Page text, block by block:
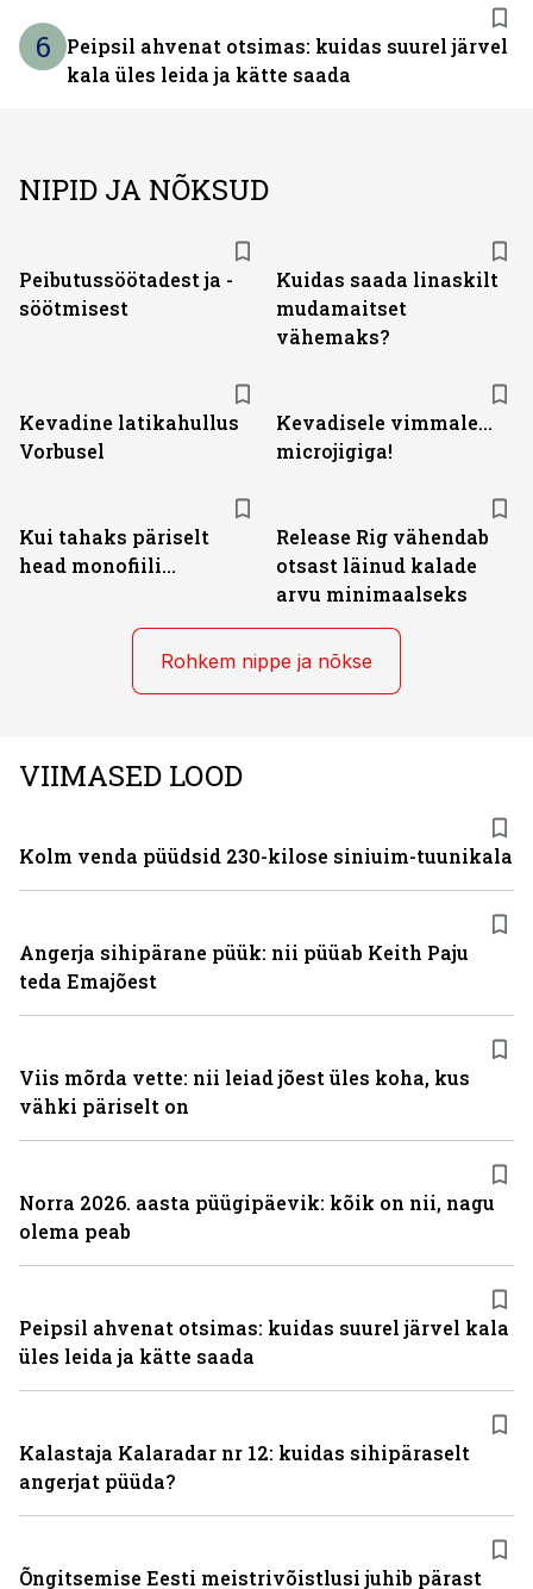
6
Peipsil ahvenat otsimas: kuidas suurel järvel
kala üles leida ja kätte saada
NIPID JA NÕKSUD
Peibutussöötadest ja -
söötmisest
Kuidas saada linaskilt
mudamaitset
vähemaks?
Kevadine latikahullus
Vorbusel
Kevadisele vimmale...
microjigiga!
Kui tahaks päriselt
head monofiili...
Release Rig vähendab
otsast läinud kalade
arvu minimaalseks
Rohkem nippe ja nõkse
VIIMASED LOOD
Kolm venda püüdsid 230-kilose siniuim-tuunikala
Angerja sihipärane püük: nii püüab Keith Paju
teda Emajõest
Viis mõrda vette: nii leiad jõest üles koha, kus
vähki päriselt on
Norra 2026. aasta püügipäevik: kõik on nii, nagu
olema peab
Peipsil ahvenat otsimas: kuidas suurel järvel kala
üles leida ja kätte saada
Kalastaja Kalaradar nr 12: kuidas sihipäraselt
angerjat püüda?
Õngitsemise Eesti meistrivõistlusi juhib pärast